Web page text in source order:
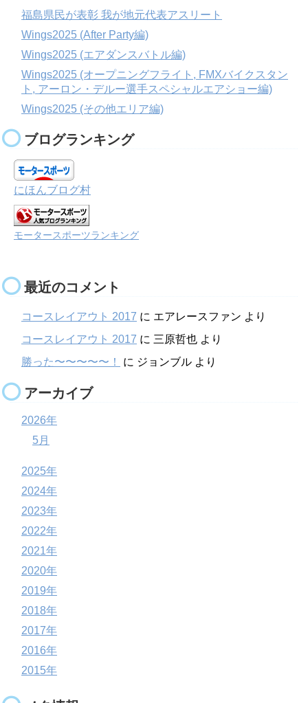
福島県民が表彰 我が地元代表アスリート
Wings2025 (After Party編)
Wings2025 (エアダンスバトル編)
Wings2025 (オープニングフライト, FMXバイクスタン
ト, アーロン・デルー選手スペシャルエアショー編)
Wings2025 (その他エリア編)
ブログランキング
にほんブログ村
モータースポーツランキング
最近のコメント
コースレイアウト 2017 に エアレースファン より
コースレイアウト 2017 に 三原哲也 より
勝った〜〜〜〜〜！
に ジョンブル より
アーカイブ
2026年
5月
2025年
2024年
2023年
2022年
2021年
2020年
2019年
2018年
2017年
2016年
2015年